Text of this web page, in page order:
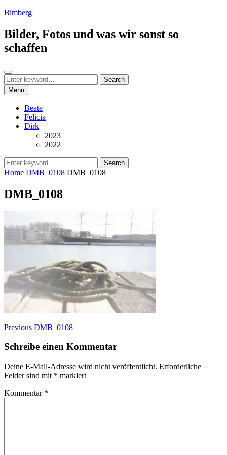
Skip
content
Bimberg
Bilder, Fotos und was wir sonst so
schaffen
Search
Search
for:
Search
Menu
Beate
Felicia
Dirk
2023
2022
Search
for:
Search
Home DMB_0108 DMB_0108
DMB_0108
Beitragsnavigation
Previous Previous
DMB_0108
Schreibe einen Kommentar
Deine E-Mail-Adresse wird nicht veröffentlicht. Erforderliche
Felder sind mit * markiert
Kommentar *